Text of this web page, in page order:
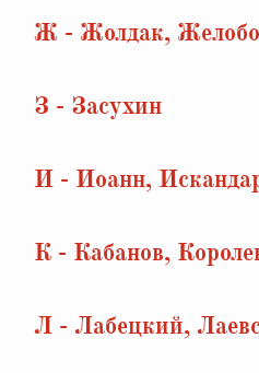
Ж - Жолдак,
З - Засухин
И - Иоанн,
К - Кабанов,
Л - Лабецкий,